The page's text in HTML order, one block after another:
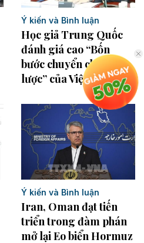
Ý kiến và Bình luận
Học giả Trung Quốc
đánh giá cao “Bốn
bước chuyển chiến
lược” của Việt Nam
Ý kiến và Bình luận
Iran, Oman đạt tiến
triển trong đàm phán
mở lại Eo biển Hormuz